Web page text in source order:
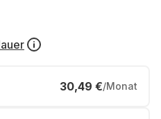
30,49 €/Monat